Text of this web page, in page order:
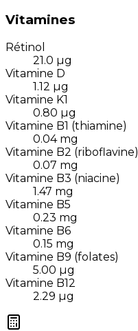
Vitamines
Rétinol
21.0 µg
Vitamine D
1.12 µg
Vitamine K1
0.80 µg
Vitamine B1 (thiamine)
0.04 mg
Vitamine B2 (riboflavine)
0.07 mg
Vitamine B3 (niacine)
1.47 mg
Vitamine B5
0.23 mg
Vitamine B6
0.15 mg
Vitamine B9 (folates)
5.00 µg
Vitamine B12
2.29 µg